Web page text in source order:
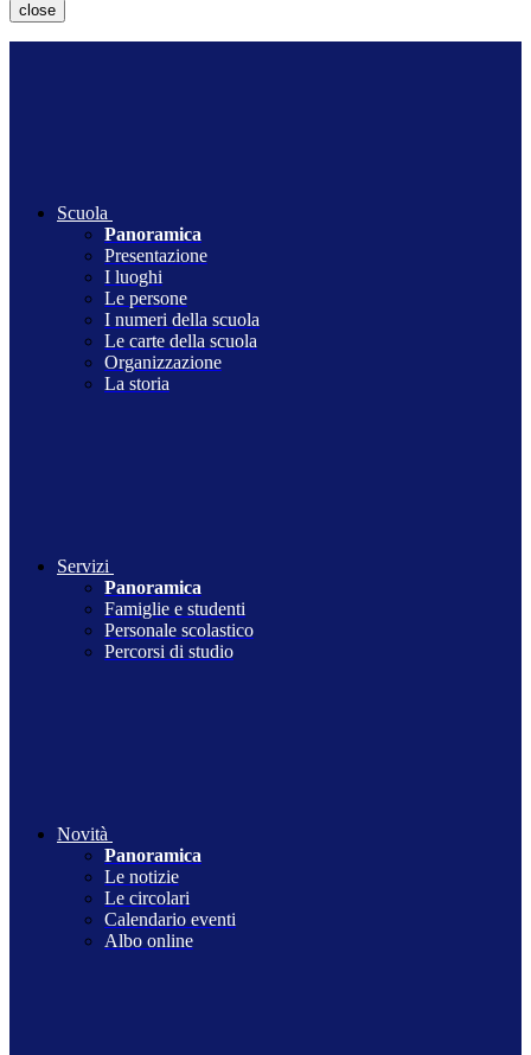
close
Scuola
Panoramica
Presentazione
I luoghi
Le persone
I numeri della scuola
Le carte della scuola
Organizzazione
La storia
Servizi
Panoramica
Famiglie e studenti
Personale scolastico
Percorsi di studio
Novità
Panoramica
Le notizie
Le circolari
Calendario eventi
Albo online